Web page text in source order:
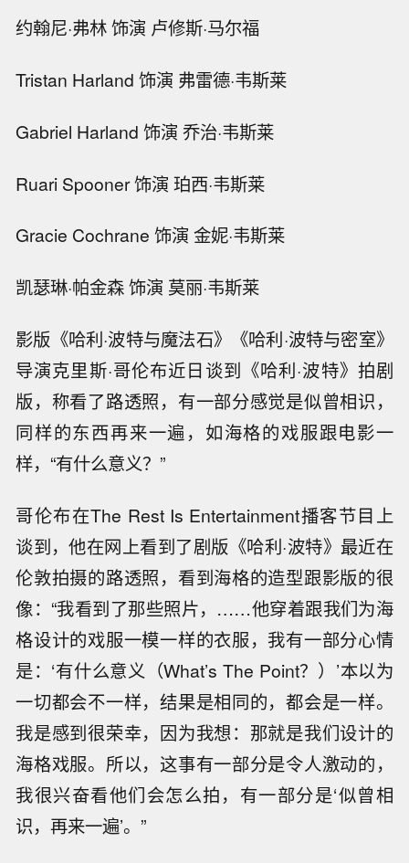
约翰尼·弗林 饰演 卢修斯·马尔福
Tristan Harland 饰演 弗雷德·韦斯莱
Gabriel Harland 饰演 乔治·韦斯莱
Ruari Spooner 饰演 珀西·韦斯莱
Gracie Cochrane 饰演 金妮·韦斯莱
凯瑟琳·帕金森 饰演 莫丽·韦斯莱
影版《哈利·波特与魔法石》《哈利·波特与密室》
导演克里斯·哥伦布近日谈到《哈利·波特》拍剧
版，称看了路透照，有一部分感觉是似曾相识，
同样的东西再来一遍，如海格的戏服跟电影一
样，“有什么意义？”
哥伦布在The Rest Is Entertainment播客节目上
谈到，他在网上看到了剧版《哈利·波特》最近在
伦敦拍摄的路透照，看到海格的造型跟影版的很
像：“我看到了那些照片，……他穿着跟我们为海
格设计的戏服一模一样的衣服，我有一部分心情
是：‘有什么意义（What’s The Point？）’本以为
一切都会不一样，结果是相同的，都会是一样。
我是感到很荣幸，因为我想：那就是我们设计的
海格戏服。所以，这事有一部分是令人激动的，
我很兴奋看他们会怎么拍，有一部分是‘似曾相
识，再来一遍’。”